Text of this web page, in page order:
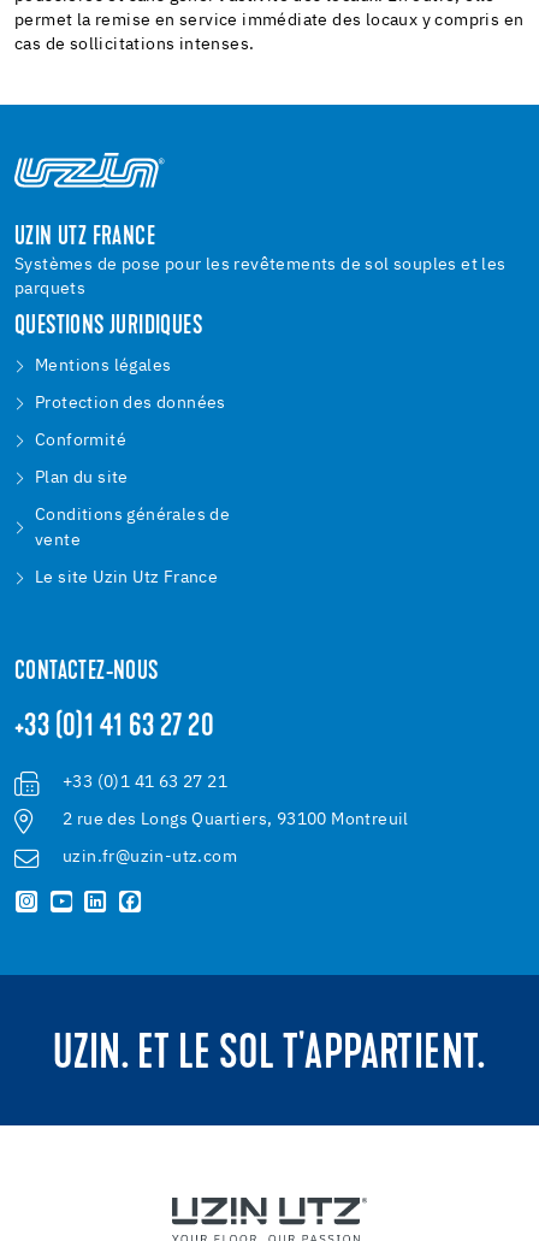
permet la remise en service immédiate des locaux y compris en
cas de sollicitations intenses.
UZIN UTZ FRANCE
Systèmes de pose pour les revêtements de sol souples et les
parquets
QUESTIONS JURIDIQUES
Mentions légales
Protection des données
Conformité
Plan du site
Conditions générales de
vente
Le site Uzin Utz France
CONTACTEZ-NOUS
+33 (0)1 41 63 27 20
+33 (0)1 41 63 27 21
2 rue des Longs Quartiers, 93100 Montreuil
uzin.fr@uzin-utz.com
UZIN. ET LE SOL T'APPARTIENT.